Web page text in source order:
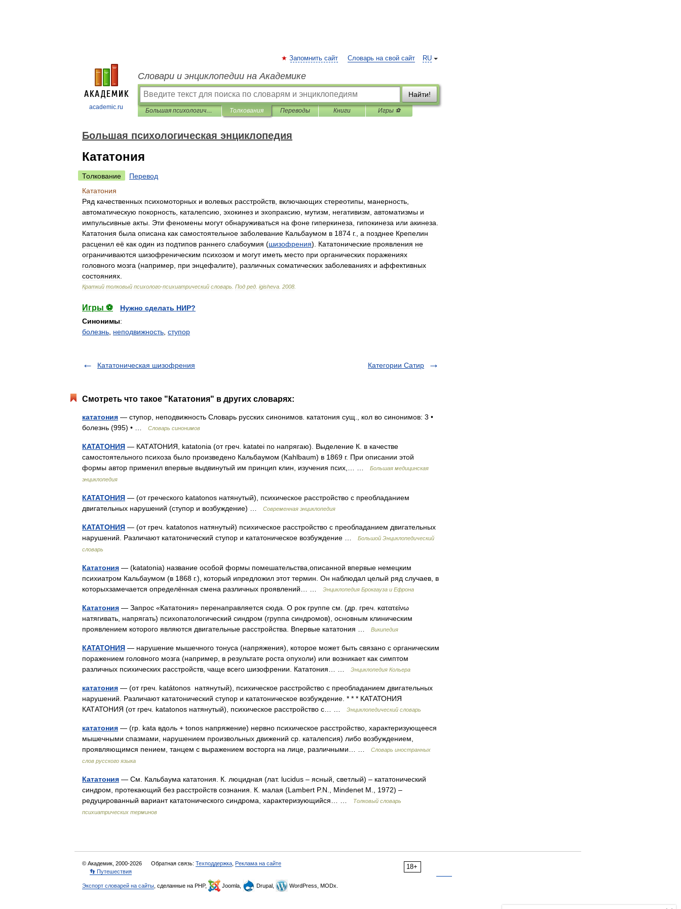
academic.ru
RU
Запомнить сайт Словарь на свой сайт
Словари и энциклопедии на Академике
Найти!
Большая психологическая энциклопедия Толкования Переводы Книги Игры ⚽
Большая психологическая энциклопедия
Кататония
Толкование
Перевод
Кататония
Ряд качественных психомоторных и волевых расстройств включающих стереотипы манерность
автоматическую покорность каталепсию эхокинез и эхопраксию мутизм негативизм автоматизмы и
импульсивные акты Эти феномены могут обнаруживаться на фоне гиперкинеза гипокинеза или акинеза
Кататония была описана как самостоятельное заболевание Кальбаумом в 1874 г., а позднее Крепелин
расценил её как один из подтипов раннего слабоумия (шизофрения). Кататонические проявления не
ограничиваются шизофреническим психозом и могут иметь место при органических поражениях
головного мозга (например при энцефалите), различных соматических заболеваниях и аффективных
состояниях
Краткий толковый психолого-психиатрический словарь Под ред igisheva 2008
Игры ⚽
Нужно сделать НИР?
Синонимы:
болезнь неподвижность ступор
Кататоническая шизофрения Категории Сатир
Смотреть что такое "Кататония" в других словарях:
кататония — ступор, неподвижность Словарь русских синонимов. кататония сущ., кол во синонимов: 3 •
болезнь (995) • …
Словарь синонимов
КАТАТОНИЯ — КАТАТОНИЯ, katatonia (от греч. katatei по напрягаю). Выделение К. в качестве
самостоятельного психоза было произведено Кальбаумом (Kahlbaum) в 1869 г. При описании этой
формы автор применил впервые выдвинутый им принцип клин, изучения псих,… …
Большая медицинская
энциклопедия
КАТАТОНИЯ — (от греческого katatonos натянутый), психическое расстройство с преобладанием
двигательных нарушений (ступор и возбуждение) …
Современная энциклопедия
КАТАТОНИЯ — (от греч. katatonos натянутый) психическое расстройство с преобладанием двигательных
нарушений. Различают кататонический ступор и кататоническое возбуждение …
Большой Энциклопедический
словарь
Кататония — (katatonia) название особой формы помешательства,описанной впервые немецким
психиатром Кальбаумом (в 1868 г.), который ипредложил этот термин. Он наблюдал целый ряд случаев, в
которыхзамечается определённая смена различных проявлений… …
Энциклопедия Брокгауза и Ефрона
Кататония — Запрос «Кататония» перенаправляется сюда. О рок группе см. (др. греч. κατατείνω
натягивать, напрягать) психопатологический синдром (группа синдромов), основным клиническим
проявлением которого являются двигательные расстройства. Впервые кататония …
Википедия
КАТАТОНИЯ — нарушение мышечного тонуса (напряжения), которое может быть связано с органическим
поражением головного мозга (например, в результате роста опухоли) или возникает как симптом
различных психических расстройств, чаще всего шизофрении. Кататония… …
Энциклопедия Кольера
кататония — (от греч. katátonos натянутый), психическое расстройство с преобладанием двигательных
нарушений. Различают кататонический ступор и кататоническое возбуждение. * * * КАТАТОНИЯ
КАТАТОНИЯ (от греч. katatonos натянутый), психическое расстройство с… …
Энциклопедический словарь
кататония — (гр. kata вдоль + tonos напряжение) нервно психическое расстройство, характеризующееся
мышечными спазмами, нарушением произвольных движений ср. каталепсия) либо возбуждением,
проявляющимся пением, танцем с выражением восторга на лице, различными… …
Словарь иностранных
слов русского языка
Кататония — См. Кальбаума кататония. К. люцидная (лат. lucidus – ясный, светлый) – кататонический
синдром, протекающий без расстройств сознания. К. малая (Lambert P.N., Mindenet M., 1972) –
редуцированный вариант кататонического синдрома, характеризующийся… …
Толковый словарь
психиатрических терминов
18+
© Академик, 2000-2026 Обратная связь: Техподдержка Реклама на сайте
👣 Путешествия
Экспорт словарей на сайты , сделанные на PHP, Joomla, Drupal, WordPress, MODx.